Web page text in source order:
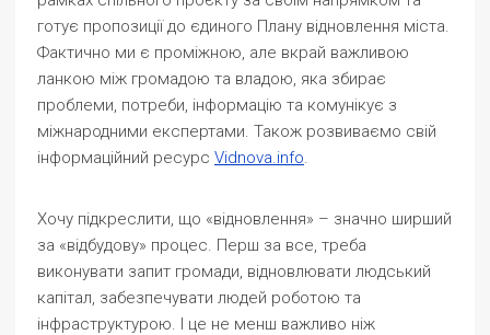
готує пропозиції до єдиного Плану відновлення міста.
Фактично ми є проміжною, але вкрай важливою
ланкою між громадою та владою, яка збирає
проблеми, потреби, інформацію та комунікує з
міжнародними експертами. Також розвиваємо свій
інформаційний ресурс Vidnova.info.
Хочу підкреслити, що «відновлення» – значно ширший
за «відбудову» процес. Перш за все, треба
виконувати запит громади, відновлювати людський
капітал, забезпечувати людей роботою та
інфраструктурою. І це не менш важливо ніж